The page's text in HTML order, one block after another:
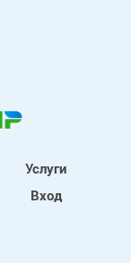
Услуги
Вход